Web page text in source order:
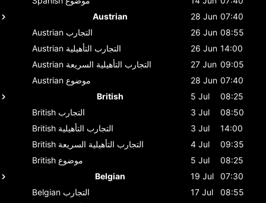
Austrian
28 Jun 07:40
Austrian التجارب 26 Jun 08:55
Austrian التجارب التأهيلية 26 Jun 14:00
Austrian التجارب التأهيلية السريعة 27 Jun 09:05
Austrian موضوع 28 Jun 07:40
British
5 Jul
08:25
British التجارب 3 Jul
08:50
British التجارب التأهيلية 3 Jul
14:00
British التجارب التأهيلية السريعة 4 Jul
09:35
British موضوع 5 Jul
08:25
Belgian
19 Jul
07:30
Belgian التجارب 17 Jul
08:55